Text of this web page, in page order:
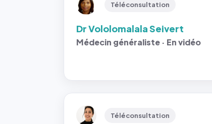
Téléconsultation
Dr Vololomalala Seivert
Médecin généraliste · En vidéo
Téléconsultation